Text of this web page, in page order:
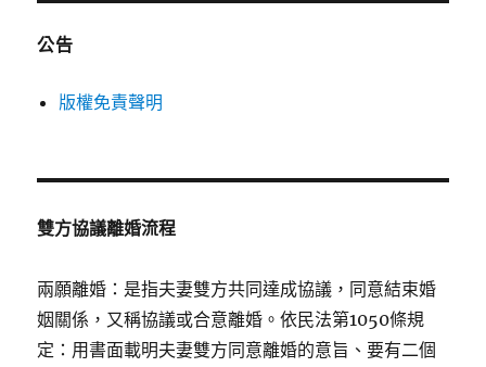
公告
版權免責聲明
雙方協議離婚流程
兩願離婚：是指夫妻雙方共同達成協議，同意結束婚
姻關係，又稱協議或合意離婚。依民法第1050條規
定：用書面載明夫妻雙方同意離婚的意旨、要有二個